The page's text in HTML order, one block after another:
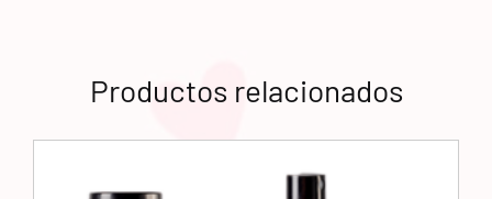
Productos relacionados